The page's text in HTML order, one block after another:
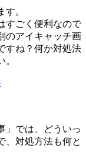
。
すごく便利なので
のアイキャッチ画
すね？何か対処法
」では、どういっ
、対処方法も何と